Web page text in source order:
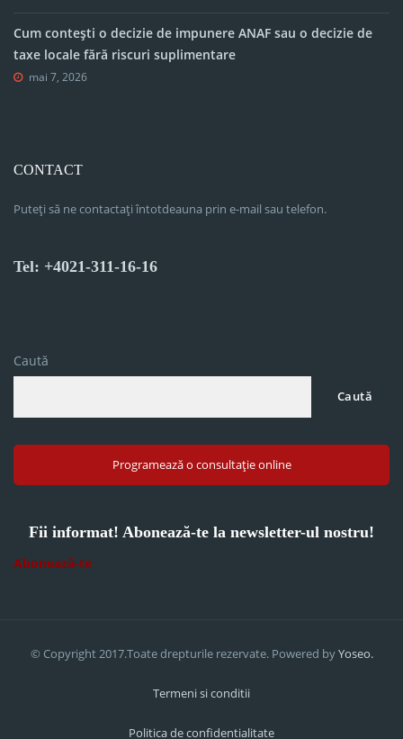
Cum contești o decizie de impunere ANAF sau o decizie de
taxe locale fără riscuri suplimentare
mai 7, 2026
CONTACT
Puteți să ne contactați întotdeauna prin e-mail sau telefon.
Tel: +4021-311-16-16
Caută
Caută
Programează o consultație online
Fii informat! Abonează-te la newsletter-ul nostru!
Abonează-te
© Copyright 2017.Toate drepturile rezervate. Powered byYoseo.
Termeni si conditii
Politica de confidentialitate